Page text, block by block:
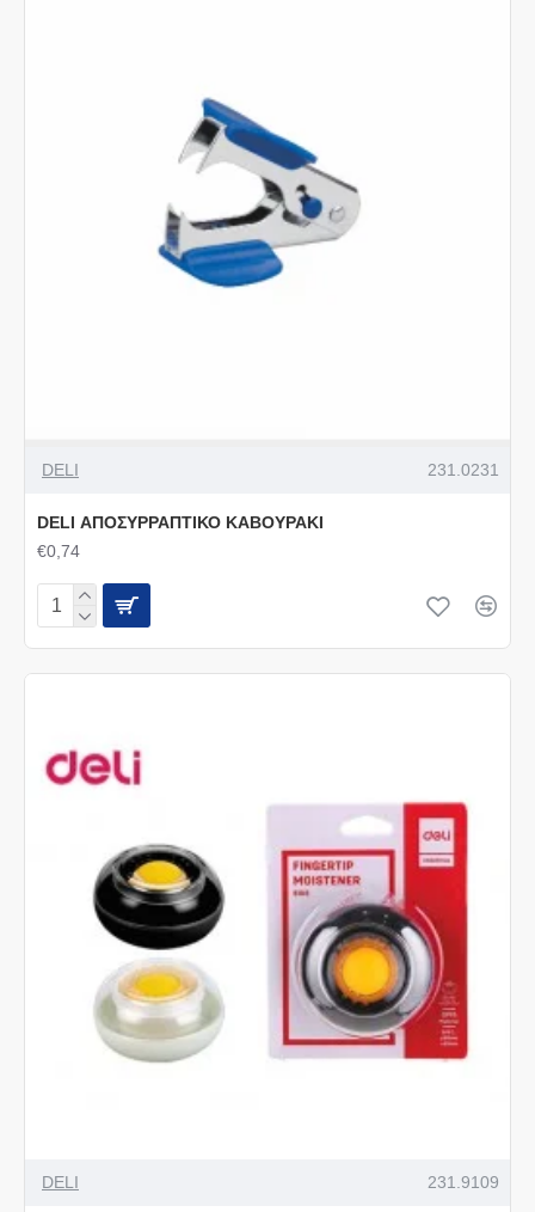
DELI 231.0231
DELI ΑΠΟΣΥΡΡΑΠΤΙΚΟ ΚΑΒΟΥΡΑΚΙ
€0,74
DELI 231.9109